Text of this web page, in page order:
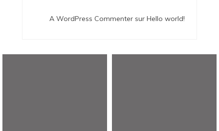
A WordPress Commentersur Hello world!